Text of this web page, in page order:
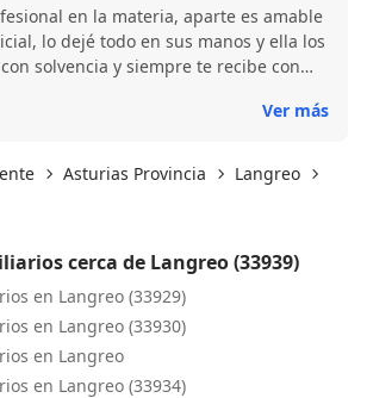
en la materia, aparte es amable
lo dejé todo en sus manos y ella los
solvencia y siempre te recibe con
más lo haría con ella sin ningunaVer más
Asturias Provincia Langreo
cerca de Langreo (33939)
en Langreo (33929)
en Langreo (33930)
en Langreo
en Langreo (33934)